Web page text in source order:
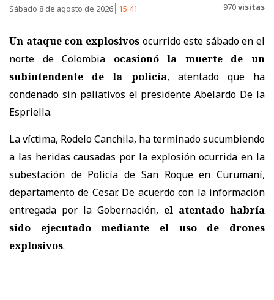
Sábado 8 de agosto de 2026 15:41 970visitas
Un ataque con explosivosocurrido este sábado en el
norte de Colombia ocasionó la muerte de un
subintendente de la policía, atentado que ha
condenado sin paliativos el presidente Abelardo De la
Espriella.
La víctima, Rodelo Canchila, ha terminado sucumbiendo
a las heridas causadas por la explosión ocurrida en la
subestación de Policía de San Roque en Curumaní,
departamento de Cesar. De acuerdo con la información
entregada por la Gobernación, el atentado habría
sido ejecutado mediante el uso de drones
explosivos.